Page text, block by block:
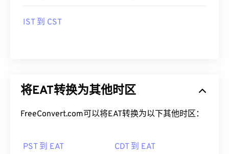
IST 到 CST
将EAT转换为其他时区
FreeConvert.com可以将EAT转换为以下其他时区：
PST 到 EAT CDT 到 EAT